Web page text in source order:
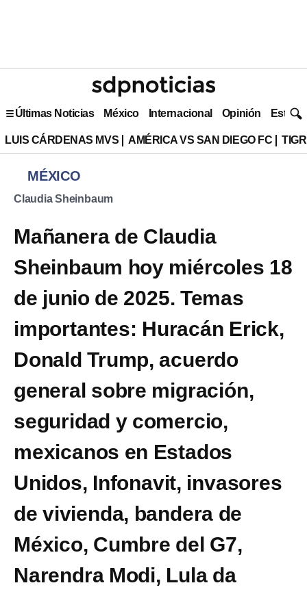
Últimas Noticias México Internacional Opinión Estilo
LUIS CÁRDENAS MVS AMÉRICA VS SAN DIEGO FC
MÉXICO
Claudia Sheinbaum
Mañanera de Claudia
Sheinbaum hoy miércoles 18
de junio de 2025. Temas
importantes: Huracán Erick,
Donald Trump, acuerdo
general sobre migración,
seguridad y comercio,
mexicanos en Estados
Unidos, Infonavit, invasores
de vivienda, bandera de
México, Cumbre del G7,
Narendra Modi, Lula da